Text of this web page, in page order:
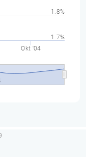
Okt '04
1.7%
1.8%